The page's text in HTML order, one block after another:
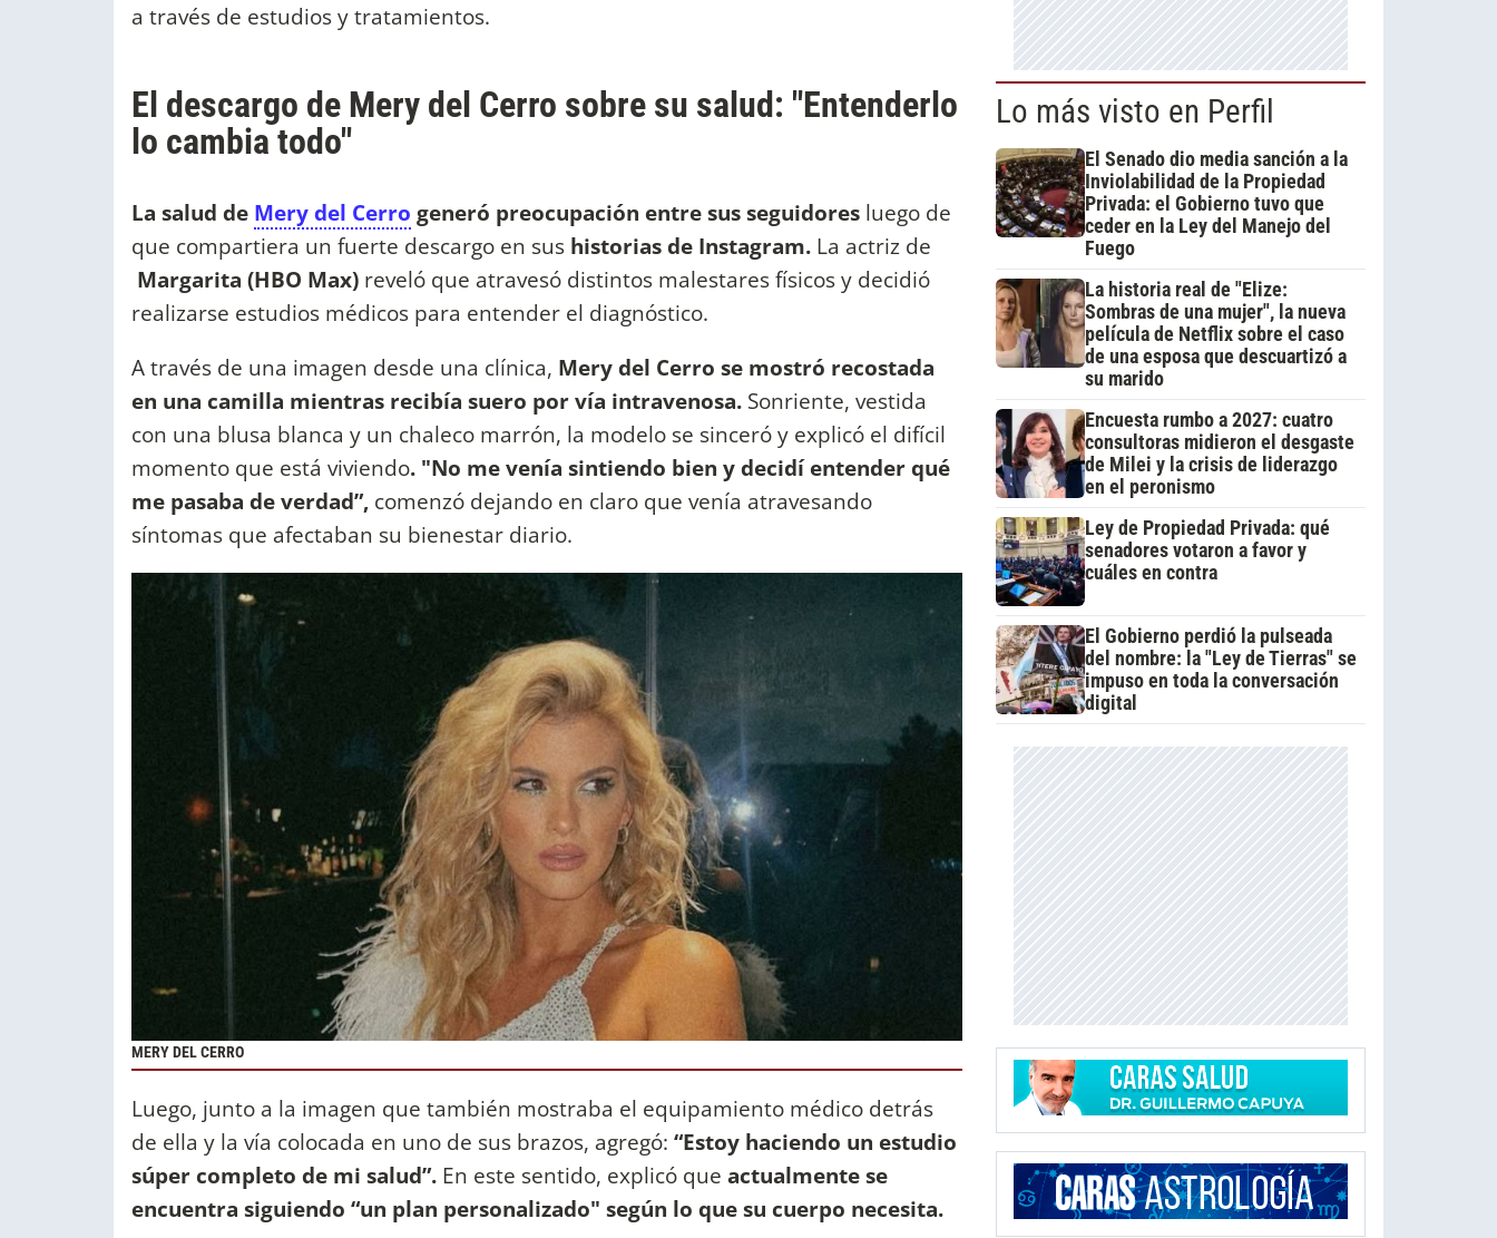
a través de estudios y tratamientos.
El descargo de Mery del Cerro sobre su salud: "Entenderlo
lo cambia todo"
La salud de Mery del Cerro generó preocupación entre sus seguidores luego de
que compartiera un fuerte descargo en sus historias de Instagram. La actriz de
Margarita (HBO Max) reveló que atravesó distintos malestares físicos y decidió
realizarse estudios médicos para entender el diagnóstico.
A través de una imagen desde una clínica, Mery del Cerro se mostró recostada
en una camilla mientras recibía suero por vía intravenosa. Sonriente, vestida
con una blusa blanca y un chaleco marrón, la modelo se sinceró y explicó el difícil
momento que está viviendo. "No me venía sintiendo bien y decidí entender qué
me pasaba de verdad”, comenzó dejando en claro que venía atravesando
síntomas que afectaban su bienestar diario.
MERY DEL CERRO
Luego, junto a la imagen que también mostraba el equipamiento médico detrás
de ella y la vía colocada en uno de sus brazos, agregó: “Estoy haciendo un estudio
súper completo de mi salud”. En este sentido, explicó que actualmente se
encuentra siguiendo “un plan personalizado" según lo que su cuerpo necesita.
Lo más visto en Perfil
El Senado dio media sanción a la
Inviolabilidad de la Propiedad
Privada: el Gobierno tuvo que
ceder en la Ley del Manejo del
Fuego
La historia real de "Elize:
Sombras de una mujer", la nueva
película de Netflix sobre el caso
de una esposa que descuartizó a
su marido
Encuesta rumbo a 2027: cuatro
consultoras midieron el desgaste
de Milei y la crisis de liderazgo
en el peronismo
Ley de Propiedad Privada: qué
senadores votaron a favor y
cuáles en contra
El Gobierno perdió la pulseada
del nombre: la "Ley de Tierras" se
impuso en toda la conversación
digital